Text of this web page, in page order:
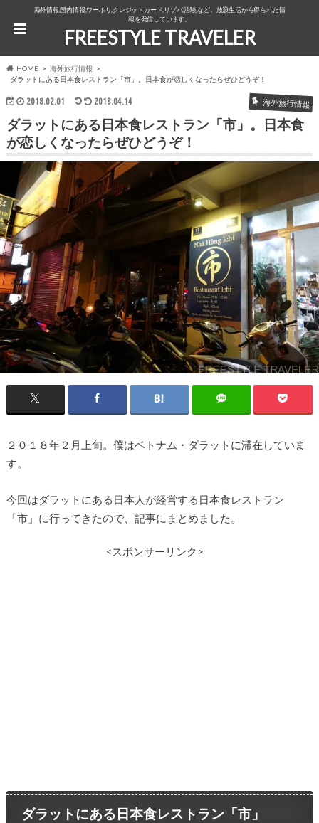
海外情報,国内情報,ワーホリ,クレジットカード,リゾバ,治験,など。放浪生活から得られた情
報を発信しています。
FREESTYLE TRAVELER
HOME
海外旅行情報
ダラットにある日本食レストラン「市」。日本食が恋しくなったらぜひどうぞ！
2018.02.01 2018.04.14 海外旅行情報
ダラットにある日本食レストラン「市」。日本食
が恋しくなったらぜひどうぞ！
２０１８年２月上旬。僕はベトナム・ダラットに滞在していま
す。
今回はダラットにある日本人が経営する日本食レストラン
「市」に行ってきたので、記事にまとめました。
<スポンサーリンク>
ダラットにある日本食レストラン「市」